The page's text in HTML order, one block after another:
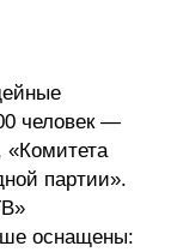
человек —
«Комитета
партии».
оснащены: